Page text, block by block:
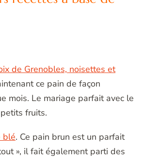
de Grenobles, noisettes et
ce pain de façon
mois. Le mariage parfait avec le
fruits.
blé. Ce pain brun est un parfait
», il fait également parti des